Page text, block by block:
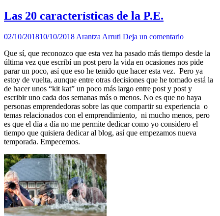
Las 20 características de la P.E.
02/10/201810/10/2018 Arantza Arruti Deja un comentario
Que sí, que reconozco que esta vez ha pasado más tiempo desde la
última vez que escribí un post pero la vida en ocasiones nos pide
parar un poco, así que eso he tenido que hacer esta vez. Pero ya
estoy de vuelta, aunque entre otras decisiones que he tomado está la
de hacer unos “kit kat” un poco más largo entre post y post y
escribir uno cada dos semanas más o menos. No es que no haya
personas emprendedoras sobre las que compartir su experiencia o
temas relacionados con el emprendimiento, ni mucho menos, pero
es que el día a día no me permite dedicar como yo considero el
tiempo que quisiera dedicar al blog, así que empezamos nueva
temporada. Empecemos.